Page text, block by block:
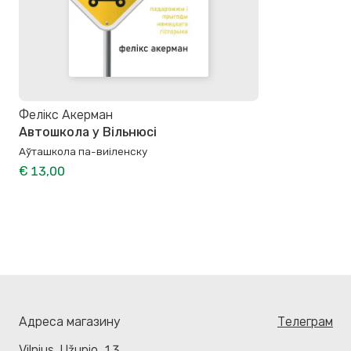
Фелікс Акерман
Автошкола у Вільнюсі
Аўташкола па-виіленску
€ 13,00
Адреса магазину
Телеграм